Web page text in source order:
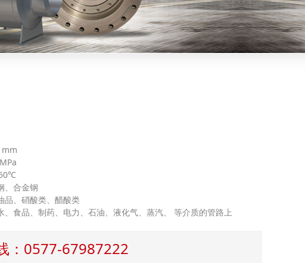
mm
、合金钢
品、硝酸类、醋酸类
、食品、制药、电力、石油、液化气、蒸汽、 等介质的管路上
：0577-67987222